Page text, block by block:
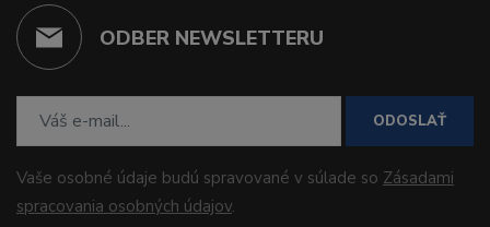
ODBER NEWSLETTERU
ODOSLAŤ
Vaše osobné údaje budú spravované v súlade so Zásadami
spracovania osobných údajov.